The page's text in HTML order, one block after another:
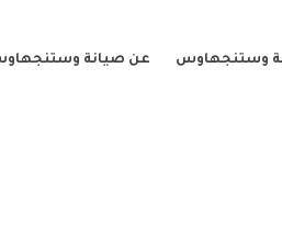
وستنجهاوس عن صيانة